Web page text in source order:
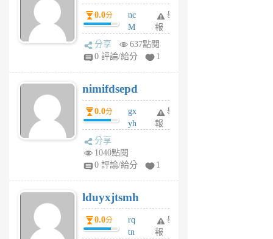
0.0分
nc
M
U
F
U
5
個
月
舉
報
分享
637點閱
0 評論/給分
1
nimifdsepd
0.0分
gx
yh
jl
月
前
舉
報
分享
1040點閱
0 評論/給分
1
lduyxjtsmh
0.0分
rq
tn
舉
報